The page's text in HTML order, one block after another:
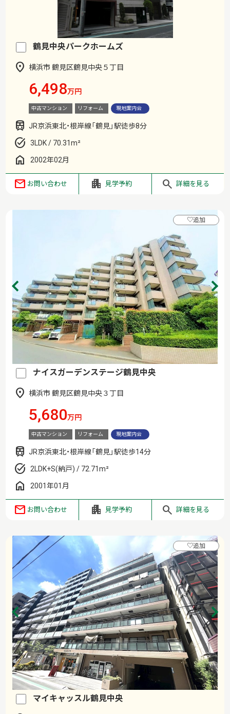
鶴見中央パークホームズ
横浜市 鶴見区鶴見中央５丁目
6,498万円
中古マンション リフォーム 現地案内会
JR京浜東北・根岸線「鶴見」駅徒歩8分
3LDK / 70.31m²
2002年02月
お問い合わせ 見学予約 詳細を見る
ナイスガーデンステージ鶴見中央
横浜市 鶴見区鶴見中央３丁目
5,680万円
中古マンション リフォーム 現地案内会
JR京浜東北・根岸線「鶴見」駅徒歩14分
2LDK+S(納戸) / 72.71m²
2001年01月
♡追加
お問い合わせ 見学予約 詳細を見る
マイキャッスル鶴見中央
♡追加